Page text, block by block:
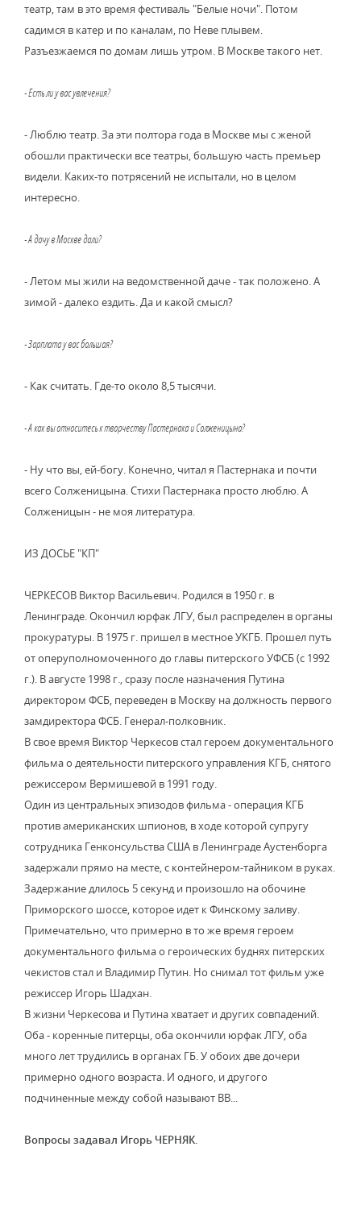
театр, там в это время фестиваль "Белые ночи". Потом
садимся в катер и по каналам, по Неве плывем.
Разъезжаемся по домам лишь утром. В Москве такого нет.
- Есть ли у вас увлечения?
- Люблю театр. За эти полтора года в Москве мы с женой
обошли практически все театры, большую часть премьер
видели. Каких-то потрясений не испытали, но в целом
интересно.
- А дачу в Москве дали?
- Летом мы жили на ведомственной даче - так положено. А
зимой - далеко ездить. Да и какой смысл?
- Зарплата у вас большая?
- Как считать. Где-то около 8,5 тысячи.
- А как вы относитесь к творчеству Пастернака и Солженицына?
- Ну что вы, ей-богу. Конечно, читал я Пастернака и почти
всего Солженицына. Стихи Пастернака просто люблю. А
Солженицын - не моя литература.
ИЗ ДОСЬЕ "КП"
ЧЕРКЕСОВ Виктор Васильевич. Родился в 1950 г. в
Ленинграде. Окончил юрфак ЛГУ, был распределен в органы
прокуратуры. В 1975 г. пришел в местное УКГБ. Прошел путь
от оперуполномоченного до главы питерского УФСБ (с 1992
г.). В августе 1998 г., сразу после назначения Путина
директором ФСБ, переведен в Москву на должность первого
замдиректора ФСБ. Генерал-полковник.
В свое время Виктор Черкесов стал героем документального
фильма о деятельности питерского управления КГБ, снятого
режиссером Вермишевой в 1991 году.
Один из центральных эпизодов фильма - операция КГБ
против американских шпионов, в ходе которой супругу
сотрудника Генконсульства США в Ленинграде Аустенборга
задержали прямо на месте, с контейнером-тайником в руках.
Задержание длилось 5 секунд и произошло на обочине
Приморского шоссе, которое идет к Финскому заливу.
Примечательно, что примерно в то же время героем
документального фильма о героических буднях питерских
чекистов стал и Владимир Путин. Но снимал тот фильм уже
режиссер Игорь Шадхан.
В жизни Черкесова и Путина хватает и других совпадений.
Оба - коренные питерцы, оба окончили юрфак ЛГУ, оба
много лет трудились в органах ГБ. У обоих две дочери
примерно одного возраста. И одного, и другого
подчиненные между собой называют ВВ...
Вопросы задавал Игорь ЧЕРНЯК.